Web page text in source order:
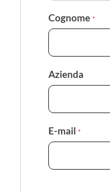
Cognome *
Azienda
E-mail *